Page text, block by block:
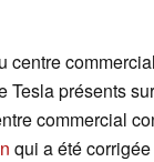
centre
Tesla présents
commercial
qui a été